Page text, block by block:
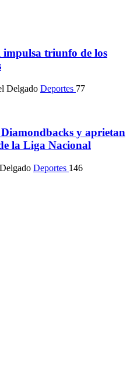
triunfo de los
Delgado Deportes 77
y aprietan
la Liga Nacional
Deportes 146